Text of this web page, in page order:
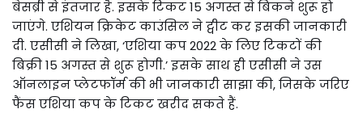
बेसब्री से इंतजार है. इसके टिकट 15 अगस्त से बिकने शुरू हो
जाएंगे. एशियन क्रिकेट काउंसिल ने ट्वीट कर इसकी जानकारी
दी. एसीसी ने लिखा, ‘एशिया कप 2022 के लिए टिकटों की
बिक्री 15 अगस्त से शुरू होगी.’ इसके साथ ही एसीसी ने उस
ऑनलाइन प्लेटफॉर्म की भी जानकारी साझा की, जिसके जरिए
फैंस एशिया कप के टिकट खरीद सकते हैं.